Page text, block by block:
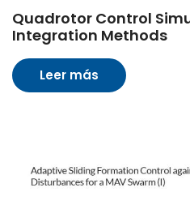
Quadrotor Control
Integration Methods
Leer más